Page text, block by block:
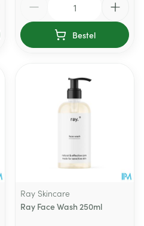
Bestel
Ray Skincare
Ray Face Wash 250ml